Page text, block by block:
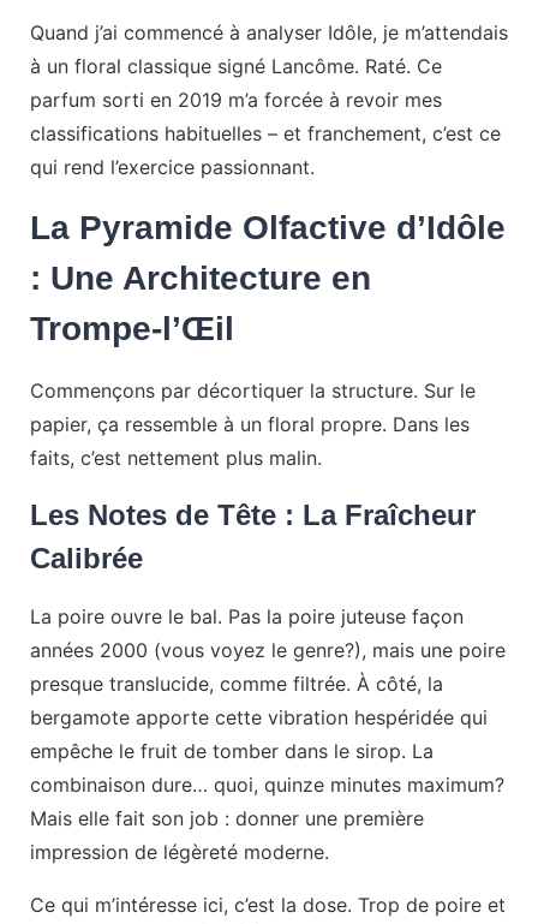
Quand j’ai commencé à analyser Idôle, je m’attendais
à un floral classique signé Lancôme. Raté. Ce
parfum sorti en 2019 m’a forcée à revoir mes
classifications habituelles – et franchement, c’est ce
qui rend l’exercice passionnant.
La Pyramide Olfactive d’Idôle
: Une Architecture en
Trompe-l’Œil
Commençons par décortiquer la structure. Sur le
papier, ça ressemble à un floral propre. Dans les
faits, c’est nettement plus malin.
Les Notes de Tête : La Fraîcheur
Calibrée
La poire ouvre le bal. Pas la poire juteuse façon
années 2000 (vous voyez le genre?), mais une poire
presque translucide, comme filtrée. À côté, la
bergamote apporte cette vibration hespéridée qui
empêche le fruit de tomber dans le sirop. La
combinaison dure… quoi, quinze minutes maximum?
Mais elle fait son job : donner une première
impression de légèreté moderne.
Ce qui m’intéresse ici, c’est la dose. Trop de poire et